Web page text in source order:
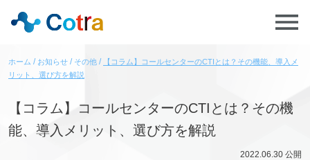
ホーム お知らせ その他
【コラム】コールセンターのCTIとは？その機能、導入メ
リット、選び方を解説
【コラム】コールセンターのCTIとは？その機
能、導入メリット、選び方を解説
2022.06.30 公開